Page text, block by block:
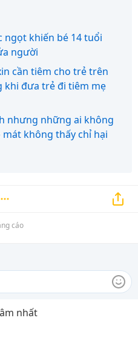
ngọt khiến bé 14 tuổi
người
cần tiêm cho trẻ trên
khi đưa trẻ đi tiêm mẹ
nhưng những ai không
không thấy chỉ hại
cáo
nhất